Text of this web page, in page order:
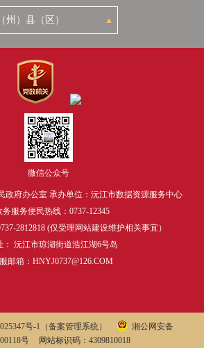
微信公众号
政府办公室 承办单位：沅江市数据资源服务中心
务服务便民热线：0737-12345
2812818 (仅受理网站建设维护相关事宜）
： 沅江市琼湖街道浩江湖6号岛
邮箱：HNYJ0737@126.COM
号-1 （备案管理系统）
湘公网安备
号
网站标识码：4309810018